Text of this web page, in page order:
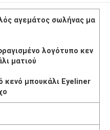
αγεμάτος σωλήνας μα
λογότυπο κεν
ματιού
κενό μπουκάλι Eyeliner